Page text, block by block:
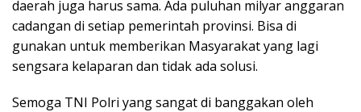
daerah juga harus sama. Ada puluhan milyar anggaran
cadangan di setiap pemerintah provinsi. Bisa di
gunakan untuk memberikan Masyarakat yang lagi
sengsara kelaparan dan tidak ada solusi.
Semoga TNI Polri yang sangat di banggakan oleh